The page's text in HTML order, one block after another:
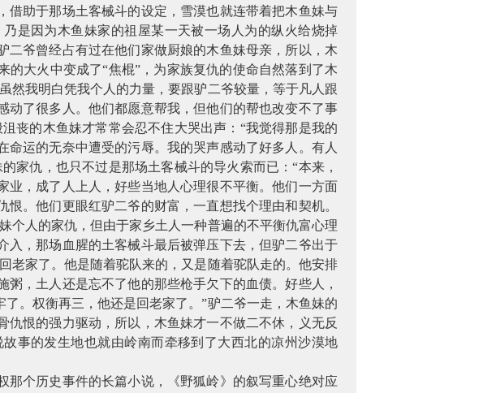
借助于那场土客械斗的设定，雪漠也就连带着把木鱼妹与
是因为木鱼妹家的祖屋某一天被一场人为的纵火给烧掉
爷曾经占有过在他们家做厨娘的木鱼妹母亲，所以，木
大火中变成了“焦棍”，为家族复仇的使命自然落到了木
然我明白凭我个人的力量，要跟驴二爷较量，等于凡人跟
了很多人。他们都愿意帮我，但他们的帮也改变不了事
丧的木鱼妹才常常会忍不住大哭出声：“我觉得那是我的
运的无奈中遭受的污辱。我的哭声感动了好多人。有人
家仇，也只不过是那场土客械斗的导火索而已：“本来，
，成了人上人，好些当地人心理很不平衡。他们一方面
。他们更眼红驴二爷的财富，一直想找个理由和契机。
个人的家仇，但由于家乡土人一种普遍的不平衡仇富心理
，那场血腥的土客械斗最后被弹压下去，但驴二爷出于
老家了。他是随着驼队来的，又是随着驼队走的。他安排
，土人还是忘不了他的那些枪手欠下的血债。好些人，
。权衡再三，他还是回老家了。”驴二爷一走，木鱼妹的
恨的强力驱动，所以，木鱼妹才一不做二不休，义无反
事的发生地也就由岭南而牵移到了大西北的凉州沙漠地
个历史事件的长篇小说，《野狐岭》的叙写重心绝对应